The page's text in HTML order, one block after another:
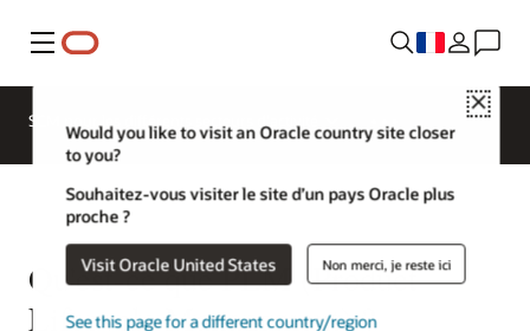
Menu
Close
Would you like to visit an Oracle country site closer
to you?
Souhaitez-vous visiter le site d’un pays Oracle plus
proche ?
Visit Oracle United States Non merci, je reste ici
See this page for a different country/region
SCM pour les différents secteurs d'activité
Qu'est-ce que PLM (Product
Lifecycle Management) ?